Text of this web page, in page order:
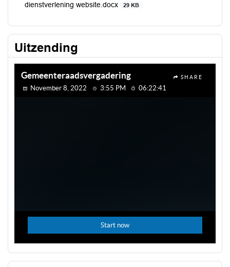
dienstverlening website.docx
29 KB
Uitzending